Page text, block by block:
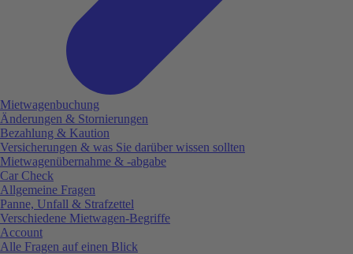
Mietwagenbuchung
Änderungen & Stornierungen
Bezahlung & Kaution
Versicherungen & was Sie darüber wissen sollten
Mietwagenübernahme & -abgabe
Car Check
Allgemeine Fragen
Panne, Unfall & Strafzettel
Verschiedene Mietwagen-Begriffe
Account
Alle Fragen auf einen Blick